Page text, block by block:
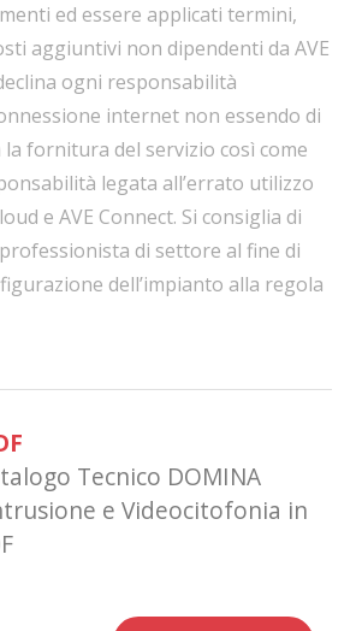
ed essere applicati termini,
aggiuntivi non dipendenti da AVE
declina ogni responsabilità
internet non essendo di
la fornitura del servizio così come
legata all’errato utilizzo
e AVE Connect. Si consiglia di
di settore al fine di
dell’impianto alla regola
Tecnico DOMINA
e Videocitofonia in